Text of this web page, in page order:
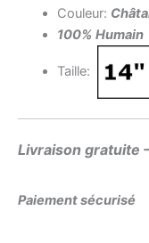
Couleur:
100% Humain
Taille:
Livraison gratuite
Paiement sécurisé